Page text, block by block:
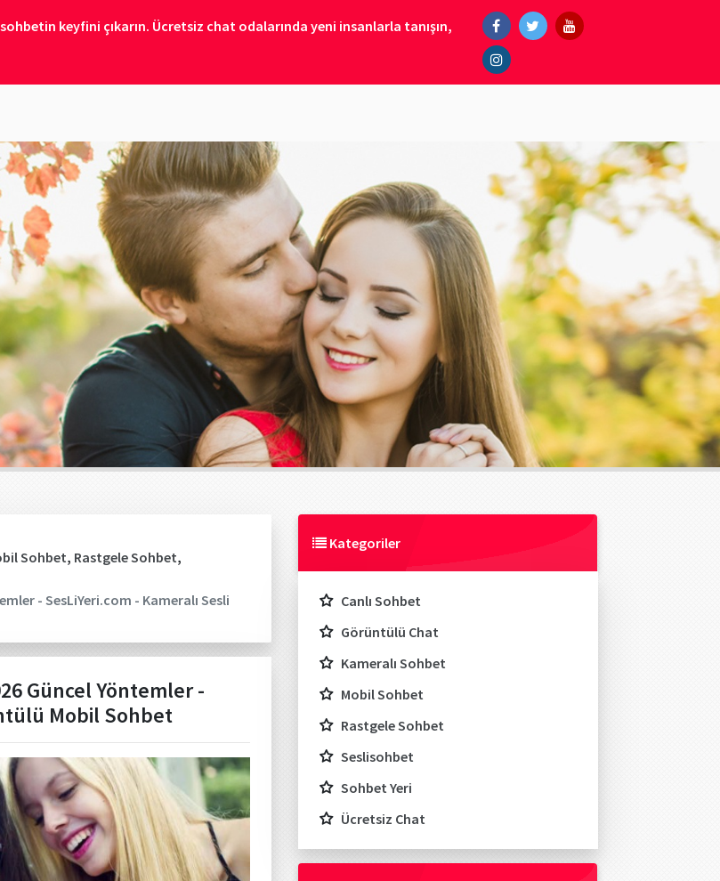
keyfini çıkarın. Ücretsiz chat odalarında yeni insanlarla tanışın,
Sohbet, Rastgele Sohbet,
- SesLiYeri.com - Kameralı Sesli
Güncel Yöntemler -
Mobil Sohbet
Kategoriler
Canlı Sohbet
Görüntülü Chat
Kameralı Sohbet
Mobil Sohbet
Rastgele Sohbet
Seslisohbet
Sohbet Yeri
Ücretsiz Chat